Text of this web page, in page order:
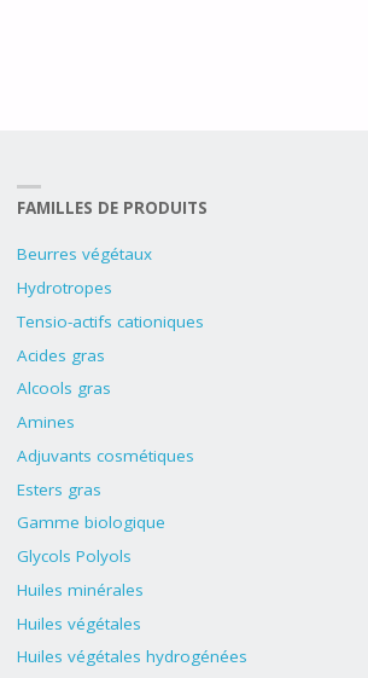
FAMILLES DE PRODUITS
Beurres végétaux
Hydrotropes
Tensio-actifs cationiques
Acides gras
Alcools gras
Amines
Adjuvants cosmétiques
Esters gras
Gamme biologique
Glycols Polyols
Huiles minérales
Huiles végétales
Huiles végétales hydrogénées